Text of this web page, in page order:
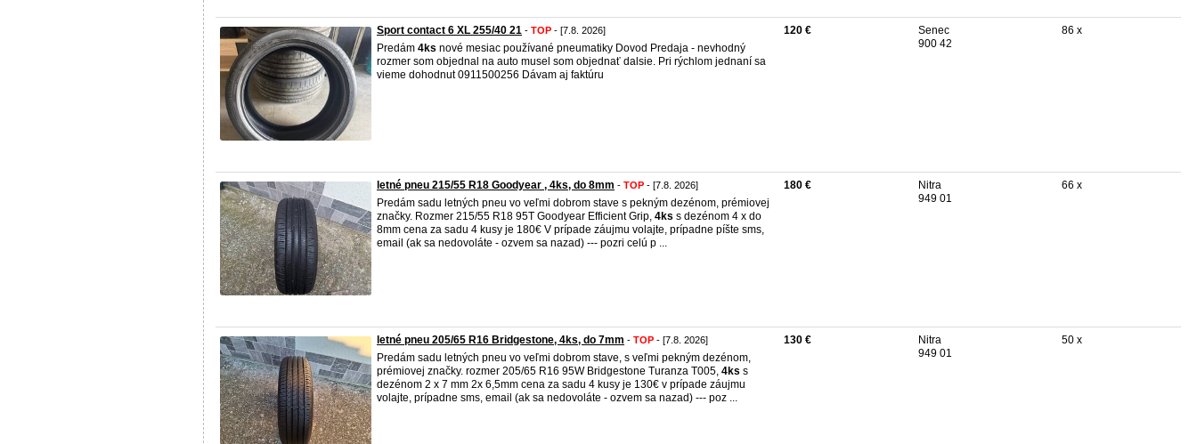
Sport contact 6 XL 255/40 21 - TOP - [7.8. 2026]
Predám 4ks nové mesiac používané pneumatiky Dovod Predaja - nevhodný
rozmer som objednal na auto musel som objednať dalsie. Pri rýchlom jednaní sa
vieme dohodnut 0911500256 Dávam aj faktúru
120 €
Senec
900 42
86 x
letné pneu 215/55 R18 Goodyear , 4ks, do 8mm - TOP - [7.8. 2026]
Predám sadu letných pneu vo veľmi dobrom stave s pekným dezénom, prémiovej
značky. Rozmer 215/55 R18 95T Goodyear Efficient Grip, 4ks s dezénom 4 x do
8mm cena za sadu 4 kusy je 180€ V prípade záujmu volajte, prípadne píšte sms,
email (ak sa nedovoláte - ozvem sa nazad) --- pozri celú p ...
180 €
Nitra
949 01
66 x
letné pneu 205/65 R16 Bridgestone, 4ks, do 7mm - TOP - [7.8. 2026]
Predám sadu letných pneu vo veľmi dobrom stave, s veľmi pekným dezénom,
prémiovej značky. rozmer 205/65 R16 95W Bridgestone Turanza T005, 4ks s
dezénom 2 x 7 mm 2x 6,5mm cena za sadu 4 kusy je 130€ v prípade záujmu
volajte, prípadne sms, email (ak sa nedovoláte - ozvem sa nazad) --- poz ...
130 €
Nitra
949 01
50 x